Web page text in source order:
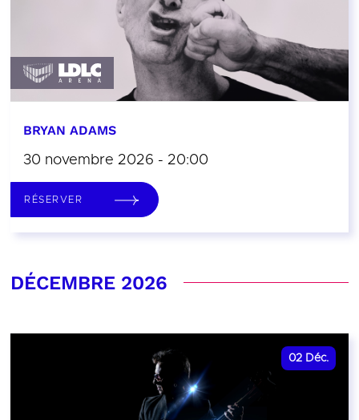
BRYAN ADAMS
30 novembre 2026 - 20:00
RÉSERVER
DÉCEMBRE 2026
02 Déc.